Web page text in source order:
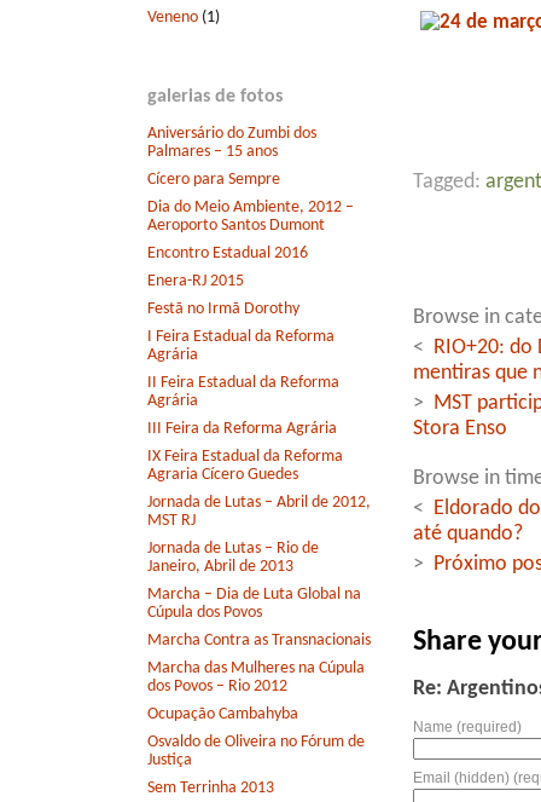
Veneno (1)
galerias de fotos
Aniversário do Zumbi dos
Palmares – 15 anos
Cícero para Sempre
Dia do Meio Ambiente, 2012 –
Aeroporto Santos Dumont
Encontro Estadual 2016
Enera-RJ 2015
Festã no Irmã Dorothy
I Feira Estadual da Reforma
Agrária
II Feira Estadual da Reforma
Agrária
III Feira da Reforma Agrária
IX Feira Estadual da Reforma
Agraria Cícero Guedes
Jornada de Lutas – Abril de 2012,
MST RJ
Jornada de Lutas – Rio de
Janeiro, Abril de 2013
Marcha – Dia de Luta Global na
Cúpula dos Povos
Marcha Contra as Transnacionais
Marcha das Mulheres na Cúpula
dos Povos – Rio 2012
Ocupação Cambahyba
Osvaldo de Oliveira no Fórum de
Justiça
Sem Terrinha 2013
Tagged:
Browse in
<
RIO+20: do
mentiras que
>
MST
Stora Enso
Browse in
<
Eldorado
até quando?
>
Próximo
Share
Re:
Name (required)
Email (hidden)